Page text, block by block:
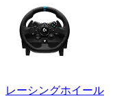
レーシングホイール